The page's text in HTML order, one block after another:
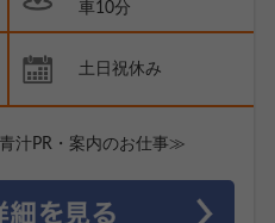
車10分
土日祝休み
汁PR・案内のお仕事≫